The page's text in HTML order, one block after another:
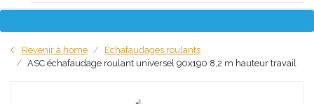
Revenir à home
Échafaudages roulants
ASC échafaudage roulant universel 90x190 8,2 m hauteur travail